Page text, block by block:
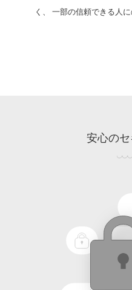
く、 一部の信頼できる人に
安心の